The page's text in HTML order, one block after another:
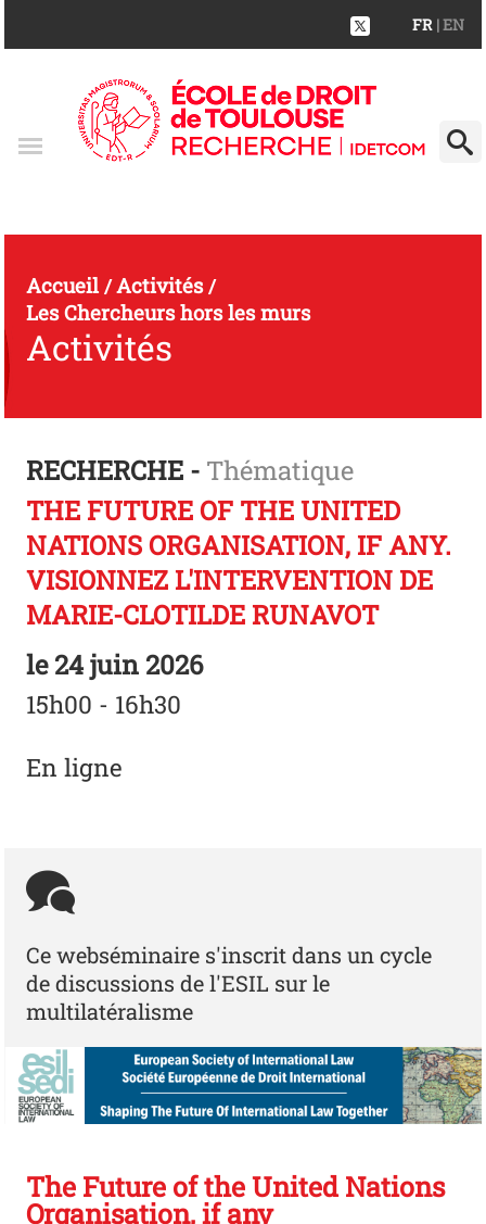
FR | EN
Accueil/Activités/
Les Chercheurs hors les murs
Activités
RECHERCHE - Thématique
THE FUTURE OF THE UNITED
NATIONS ORGANISATION, IF ANY.
VISIONNEZ L'INTERVENTION DE
MARIE-CLOTILDE RUNAVOT
le24 juin 2026
15h00 - 16h30
En ligne
Ce webséminaire s'inscrit dans un cycle
de discussions de l'ESIL sur le
multilatéralisme
The Future of the United Nations
Organisation, if any